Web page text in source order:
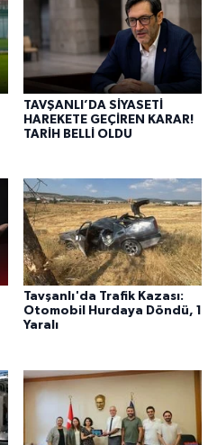
TAVŞANLI’DA SİYASETİ
HAREKETE GEÇİREN KARAR!
TARİH BELLİ OLDU
Tavşanlı'da Trafik Kazası:
Otomobil Hurdaya Döndü, 1
Yaralı